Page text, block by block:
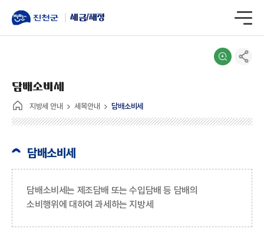
세금/재정
지방세 안내 세목안내 담배소비세
담배소비세
담배소비세
담배소비세는 제조담배 또는 수입담배 등 담배의
소비행위에 대하여 과세하는 지방세